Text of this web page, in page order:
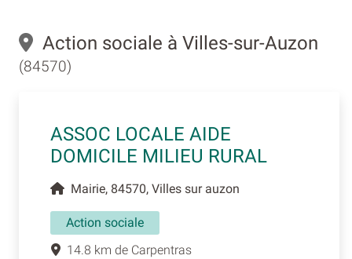
Action sociale à Villes-sur-Auzon
(84570)
ASSOC LOCALE AIDE
DOMICILE MILIEU RURAL
Mairie, 84570, Villes sur auzon
Action sociale
14.8 km de Carpentras